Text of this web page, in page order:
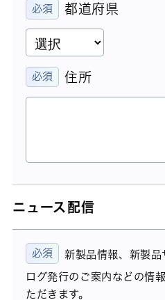
都道府県
住所
ニュース配信
新製品情報、新製品
ログ発行のご案内などの情
ただきます。